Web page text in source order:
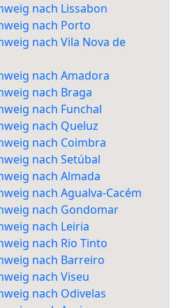
nach Lissabon
nach Porto
nach Vila Nova de
nach Amadora
nach Braga
nach Funchal
nach Queluz
nach Coimbra
nach Setúbal
nach Almada
nach Agualva-Cacém
nach Gondomar
nach Leiria
nach Rio Tinto
nach Barreiro
nach Viseu
nach Odivelas